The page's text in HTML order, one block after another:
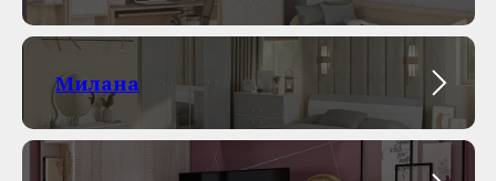
Милана